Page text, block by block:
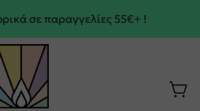
σε παραγγελίες 55€+ !